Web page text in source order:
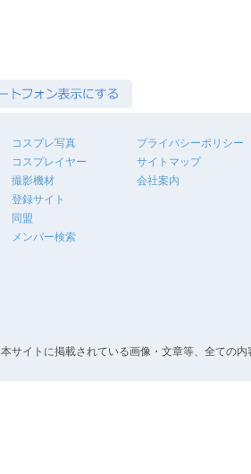
コスプレ写真
コスプレイヤー
撮影機材
登録サイト
同盟
メンバー検索
プライバシーポリシー
サイトマップ
会社案内
本サイトに掲載されている画像・文章等、全ての